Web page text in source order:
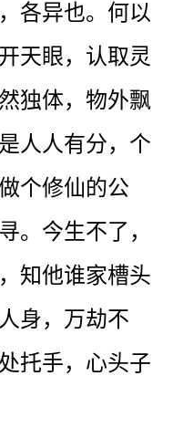
各异也。何以
天眼，认取灵
独体，物外飘
人人有分，个
个修仙的公
。今生不了，
知他谁家槽头
身，万劫不
托手，心头子